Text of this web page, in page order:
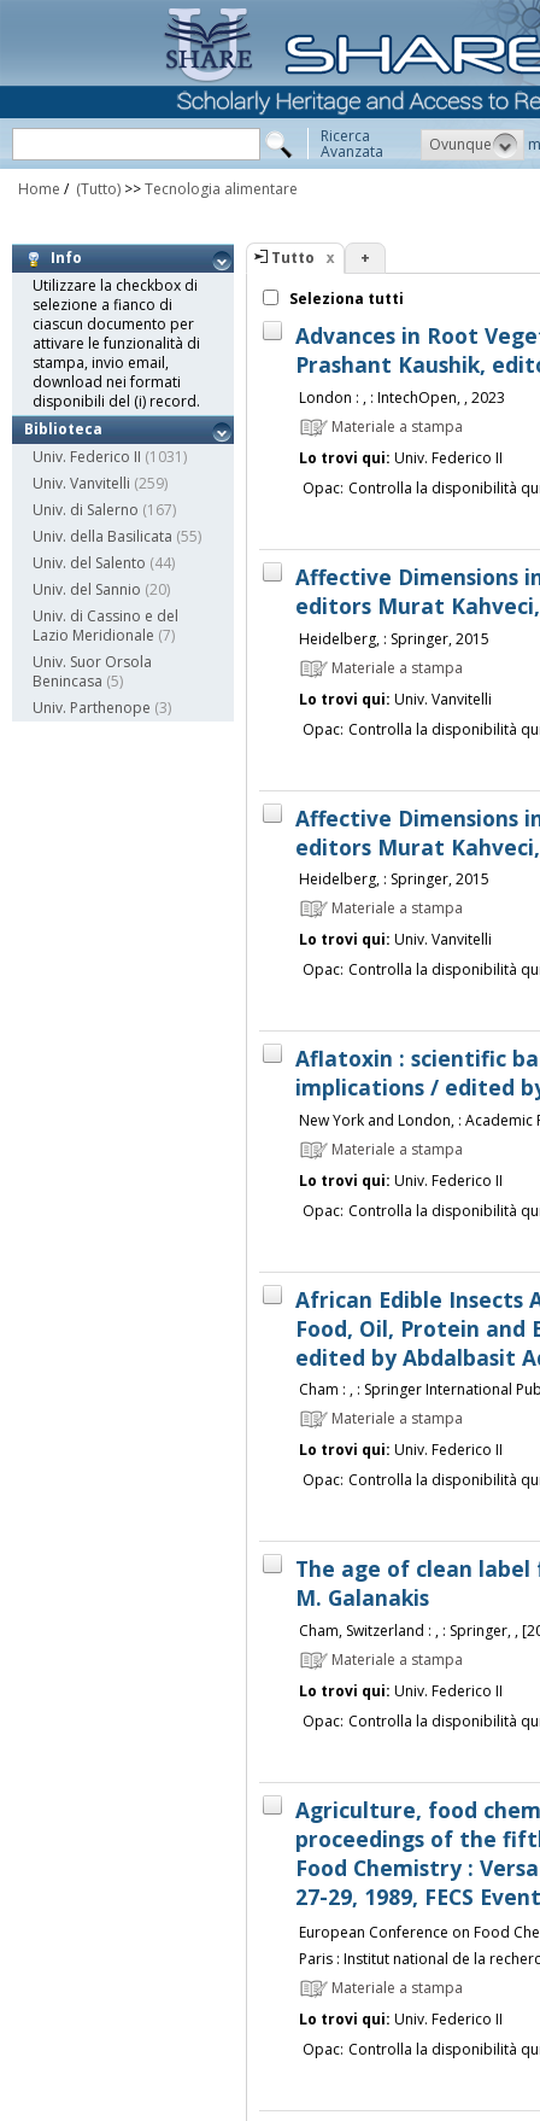
Ricerca
Avanzata Ovunque
Home / (Tutto) >>Tecnologia alimentare
Info
Utilizzare la checkbox di
selezione a fianco di
ciascun documento per
attivare le funzionalità di
stampa, invio email,
download nei formati
disponibili del (i) record.
Biblioteca
Univ. Federico II (1031)
Univ. Vanvitelli (259)
Univ. di Salerno (167)
Univ. della Basilicata (55)
Univ. del Salento (44)
Univ. del Sannio (20)
Univ. di Cassino e del
Lazio Meridionale (7)
Univ. Suor Orsola
Benincasa (5)
Univ. Parthenope (3)
Tutto +
Seleziona tutti
Advances in Root
Prashant Kaushik,
London : , : IntechOpen, , 2023
Materiale a stampa
Lo trovi qui: Univ. Federico II
Opac: Controlla la disponibilità
Affective Dimensions
editors Murat
Heidelberg, : Springer, 2015
Materiale a stampa
Lo trovi qui: Univ. Vanvitelli
Opac: Controlla la disponibilità
Affective Dimensions
editors Murat
Heidelberg, : Springer, 2015
Materiale a stampa
Lo trovi qui: Univ. Vanvitelli
Opac: Controlla la disponibilità
Aflatoxin : scientific
implications / edited
New York and London, : Academic
Materiale a stampa
Lo trovi qui: Univ. Federico II
Opac: Controlla la disponibilità
African Edible Insects
Food, Oil, Protein and
edited by Abdalbasit
Cham : , : Springer International
Materiale a stampa
Lo trovi qui: Univ. Federico II
Opac: Controlla la disponibilità
The age of clean
M. Galanakis
Cham, Switzerland : , : Springer, ,
Materiale a stampa
Lo trovi qui: Univ. Federico II
Opac: Controlla la disponibilità
Agriculture, food
proceedings of the
Food Chemistry :
27-29, 1989, FECS
European Conference on Food
Paris : Institut national de la
Materiale a stampa
Lo trovi qui: Univ. Federico II
Opac: Controlla la disponibilità